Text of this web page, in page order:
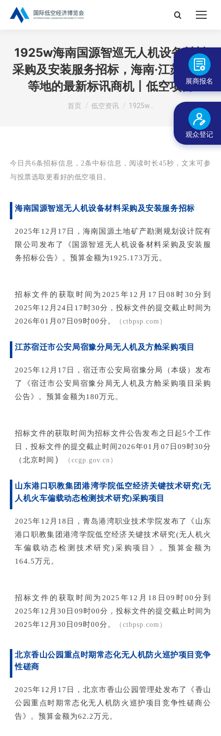
搜
1925w海南国源智巡无人机设备材料
采购及安装服务招标，海南·江苏·山东
等地的最新标讯商机丨低空项目
您在这里：
首页 低空资讯 1925w…
今日共6条招标信息，2条中标信息，阅读时长45秒，文末可参
与投票选取更看好的低空项目。
海南国源智巡无人机设备材料采购及安装服务招标
2025年12月17日，海南国源土地矿产勘测规划设计院有
限公司发布了《国源智巡无人机设备材料采购及安装服
务招标公告》。预算金额为1925.173万元。
招标文件的获取时间为2025年12月17日08时30分到
2025年12月24日17时30分，投标文件的提交截止时间为
2026年01月07日09时00分。
（ctbpsp.com）
江苏宿迁市公安局宿豫分局无人机及方舱采购项目
2025年12月17日 ， 宿迁市公安局宿豫分局（本级）发布
了
《宿迁市公安局宿豫分局无人机及方舱采购项目采购
公告》。预算金额为180万元。
招标文件的获取时间 为招标文件公告发布之日起5个工作
日，投标文件的提交截止时间2026年01月07日09 时30分
（北京时间 ） （ccgp.gov.cn）
山东港口职教集团港湾学院低空经济关键技术研究(无
人机火车偏载动态检测技术研究)采购项目
2025年12月18日，青岛港湾职业技术学院发布了《山东
港口职教集团港湾学院低空经济关键技术研究(无人机火
车偏载动态检测技术研究)采购项目》。预算金额为
164.5万元。
招标文件的获取时间为2025年12月18日09时00分到
2025年12月30日09时00分，投标文件的提交截止时间为
2025年12月30日09时00分。
（ctbpsp.com）
北京香山公园重点时期常态化无人机防火巡护项目竞争
性磋商
2025年12月17日，北京市香山公园管理处发布了《香山
公园重点时期常态化无人机防火巡护项目竞争性磋商公
告》。预算金额为62.2万元。
展商报名
观众登记